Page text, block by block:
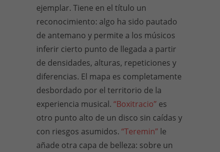
ejemplar. Tiene en el título un
reconocimiento: algo ha sido pautado
de antemano y permite a los músicos
inferir cierto punto de llegada a partir
de densidades, alturas, repeticiones y
diferencias. El mapa es completamente
desbordado por el territorio de la
experiencia musical. “Boxitracio” es
otro punto alto de un disco sin caídas y
con riesgos asumidos. “Teremin” le
añade otra capa de belleza: sobre un